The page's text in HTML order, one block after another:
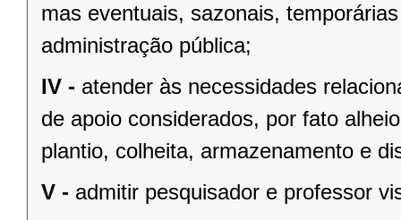
mas eventuais, sazonais,
administração pública;
IV - atender às necessidades
de apoio considerados, por fato
plantio, colheita, armazenamento e
V - admitir pesquisador e professor